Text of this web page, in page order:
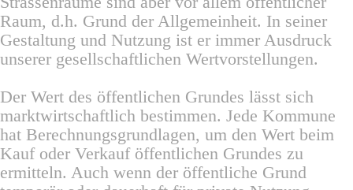
Raum, d.h. Grund der Allgemeinheit. In seiner
Gestaltung und Nutzung ist er immer Ausdruck
unserer gesellschaftlichen Wertvorstellungen.
Der Wert des öffentlichen Grundes lässt sich
marktwirtschaftlich bestimmen. Jede Kommune
hat Berechnungsgrundlagen, um den Wert beim
Kauf oder Verkauf öffentlichen Grundes zu
ermitteln. Auch wenn der öffentliche Grund